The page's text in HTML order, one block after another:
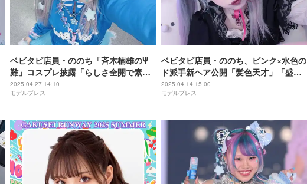
ベビタピ店員・ののち「斉木楠雄のΨ
難」コスプレ披露「らしさ全開で素
敵」「クオリティ高すぎ」と反響
2025.04.27 14:10
モデルプレス
ベビタピ店員・ののち、ピンク×水色の
ド派手新ヘア公開「髪色天才」「盛れ
てる」と反響
2025.04.14 15:00
モデルプレス